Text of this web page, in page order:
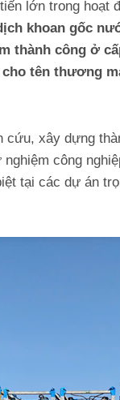
lớn trong hoạt
khoan gốc
thành công ở
tên thương
cứu, xây dựng
công
tại các dự án